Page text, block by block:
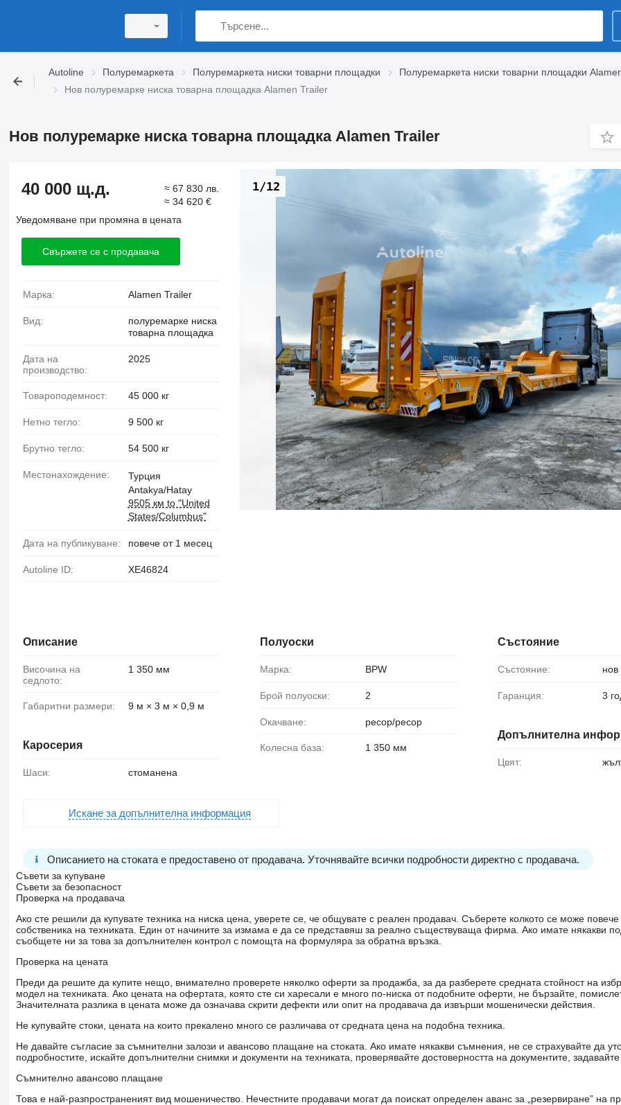
Autoline Полуремаркета Полуремаркета ниски товарни площадки
Полуремаркета ниски товарни площадки
Нов полуремарке ниска товарна площадка Alamen Trailer
Нов полуремарке ниска товарна площадка Alamen Trailer
1/12
40 000 щ.д.
≈ 67 830 лв.
≈ 34 620 €
Уведомяване при промяна в цената
Свържете се с продавача
Марка: Alamen Trailer
Вид:
полуремарке ниска
товарна площадка
Дата на
производство:
2025
Товароподемност: 45 000 кг
Нетно тегло: 9 500 кг
Брутно тегло: 54 500 кг
Местонахождение:
Турция
Antakya/Hatay
9505 км to "United
States/Columbus"
Дата на публикуване: повече от 1 месец
Autoline ID: XE46824
Описание
Височина на
седлото:
1 350 мм
Габаритни размери: 9 м × 3 м × 0,9 м
Каросерия
Шаси: стоманена
Полуоски
Марка: BPW
Брой полуоски: 2
Окачване: ресор/ресор
Колесна база: 1 350 мм
Състояние
Състояние: нов
Гаранция: 3
Допълнителна
Цвят:
Искане за допълнителна информация
Описанието на стоката е предоставено от продавача. Уточнявайте всички подробности директно с продавача.
Съвети за купуване
Съвети за безопасност
Проверка на продавача
Ако сте решили да купувате техника на ниска цена, уверете се, че общувате с реален продавач. Съберете колкото се може
собственика на техниката. Един от начините за измама е да се представяш за реално съществуваща фирма. Ако имате някакви
съобщете ни за това за допълнителен контрол с помощта на формуляра за обратна връзка.
Проверка на цената
Преди да решите да купите нещо, внимателно проверете няколко оферти за продажба, за да разберете средната стойност на
модел на техниката. Ако цената на офертата, която сте си харесали е много по-ниска от подобните оферти, не бързайте,
Значителната разлика в цената може да означава скрити дефекти или опит на продавача да извърши мошенически действия.
Не купувайте стоки, цената на които прекалено много се различава от средната цена на подобна техника.
Не давайте съгласие за съмнителни залози и авансово плащане на стоката. Ако имате някакви съмнения, не се страхувайте да
подробностите, искайте допълнителни снимки и документи на техниката, проверявайте достоверността на документите,
Съмнително авансово плащане
Това е най-разпространеният вид мошеничество. Нечестните продавачи могат да поискат определен аванс за „резервиране” на